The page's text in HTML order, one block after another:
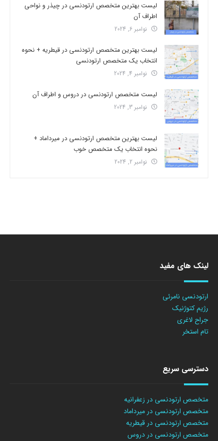
لیست بهترین متخصص ارتودنسی در چیذر و نواحی
اطراف آن
نوامبر 6, 2024
لیست بهترین متخصص ارتودنسی در قیطریه + نحوه
انتخاب یک متخصص ارتودنسی
نوامبر 4, 2024
لیست متخصص ارتودنسی در دروس و اطراف آن
نوامبر 3, 2024
لیست بهترین متخصص ارتودنسی در میرداماد +
نحوه انتخاب یک متخصص خوب
نوامبر 2, 2024
لینک های مفید
ارتودنسی نامرئی
رژیم کتوژنیک
جراح لاغری
تام استخر
دسترسی سریع
متخصص ارتودنسی در زعفرانیه
متخصص ارتودنسی در میرداماد
متخصص ارتودنسی در قیطریه
متخصص ارتودنسی در دروس